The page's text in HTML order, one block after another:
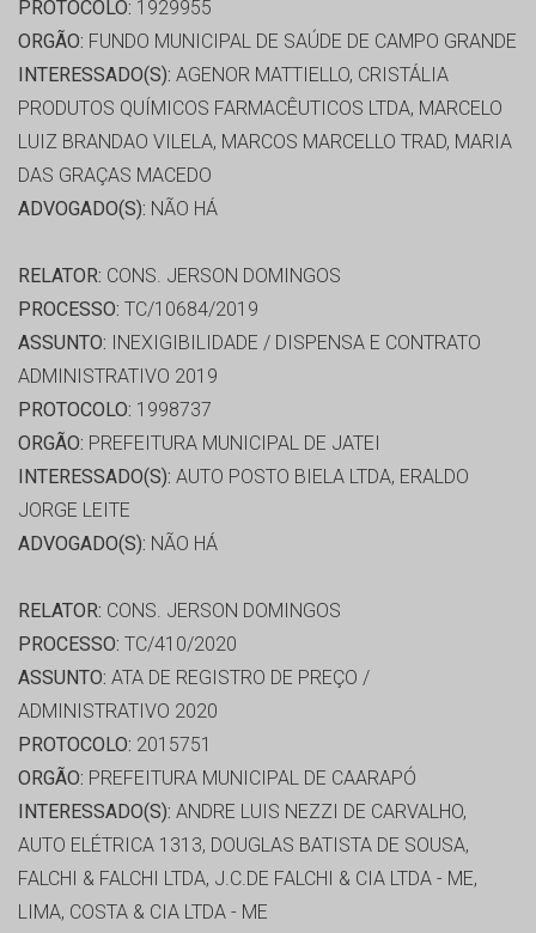
PROTOCOLO: 1929955
ORGÃO: FUNDO MUNICIPAL DE SAÚDE DE CAMPO GRANDE
INTERESSADO(S): AGENOR MATTIELLO, CRISTÁLIA
PRODUTOS QUÍMICOS FARMACÊUTICOS LTDA, MARCELO
LUIZ BRANDAO VILELA, MARCOS MARCELLO TRAD, MARIA
DAS GRAÇAS MACEDO
ADVOGADO(S): NÃO HÁ
RELATOR: CONS. JERSON DOMINGOS
PROCESSO: TC/10684/2019
ASSUNTO: INEXIGIBILIDADE / DISPENSA E CONTRATO
ADMINISTRATIVO 2019
PROTOCOLO: 1998737
ORGÃO: PREFEITURA MUNICIPAL DE JATEI
INTERESSADO(S): AUTO POSTO BIELA LTDA, ERALDO
JORGE LEITE
ADVOGADO(S): NÃO HÁ
RELATOR: CONS. JERSON DOMINGOS
PROCESSO: TC/410/2020
ASSUNTO: ATA DE REGISTRO DE PREÇO /
ADMINISTRATIVO 2020
PROTOCOLO: 2015751
ORGÃO: PREFEITURA MUNICIPAL DE CAARAPÓ
INTERESSADO(S): ANDRE LUIS NEZZI DE CARVALHO,
AUTO ELÉTRICA 1313, DOUGLAS BATISTA DE SOUSA,
FALCHI & FALCHI LTDA, J.C.DE FALCHI & CIA LTDA - ME,
LIMA, COSTA & CIA LTDA - ME